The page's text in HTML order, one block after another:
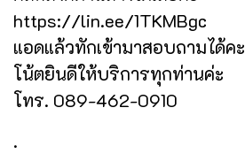
https://lin.ee/1TKMBgc
แอดแล้วทักเข้ามาสอบถามได้คะ
โน้ตยินดีให้บริการทุกท่านค่ะ
โทร. 089-462-0910
.